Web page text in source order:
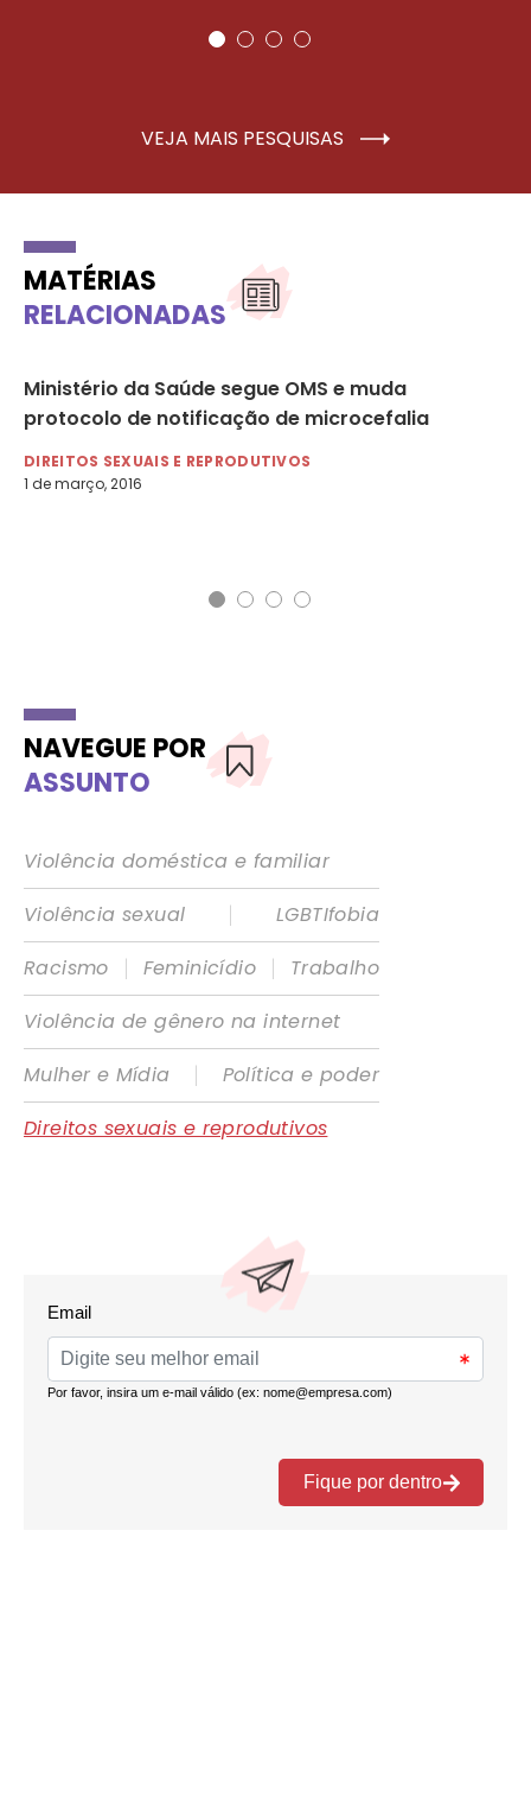
VEJA MAIS PESQUISAS
MATÉRIAS
RELACIONADAS
Ministério da Saúde segue OMS e muda
protocolo de notificação de microcefalia
DIREITOS SEXUAIS E REPRODUTIVOS
1 de março, 2016
NAVEGUE POR
ASSUNTO
Violência doméstica e familiar
Violência sexual
|
LGBTIfobia
Racismo
| Feminicídio |
Trabalho
Violência de gênero na internet
Mulher e Mídia
|
Política e poder
Direitos sexuais e reprodutivos